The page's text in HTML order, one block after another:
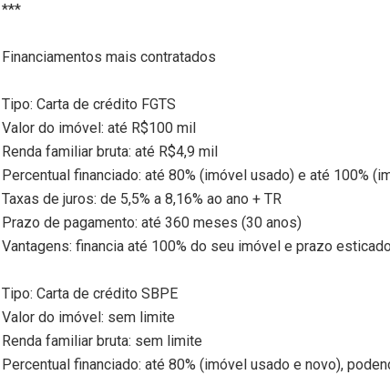
***
Financiamentos mais contratados
Tipo: Carta de crédito FGTS
Valor do imóvel: até R$100 mil
Renda familiar bruta: até R$4,9 mil
Percentual financiado: até 80% (imóvel usado) e até 100%
Taxas de juros: de 5,5% a 8,16% ao ano + TR
Prazo de pagamento: até 360 meses (30 anos)
Vantagens: financia até 100% do seu imóvel e prazo
Tipo: Carta de crédito SBPE
Valor do imóvel: sem limite
Renda familiar bruta: sem limite
Percentual financiado: até 80% (imóvel usado e novo),